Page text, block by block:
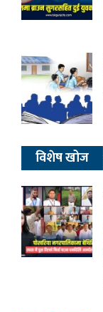
विशेष खोज